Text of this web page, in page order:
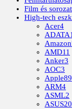
Film és sorozat
High-tech
Acer4
ADATA
Amazon
AMD11
Anker3
AOC3
Apple89
ARM4
ASML2
ASUS20